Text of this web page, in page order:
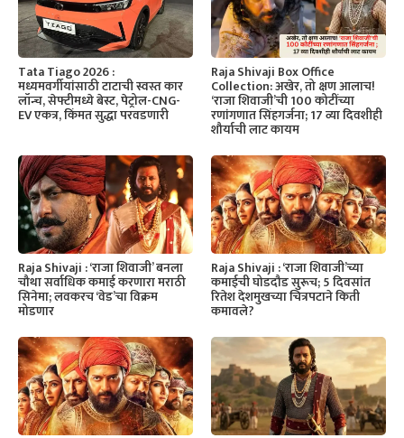
Tata Tiago 2026 :
मध्यमवर्गीयांसाठी टाटाची स्वस्त कार
लॉन्च, सेफ्टीमध्ये बेस्ट, पेट्रोल-CNG-
EV एकत्र, किंमत सुद्धा परवडणारी
Raja Shivaji Box Office
Collection: अखेर, तो क्षण आलाच!
‘राजा शिवाजी’ची 100 कोटींच्या
रणांगणात सिंहगर्जना; 17 व्या दिवशीही
शौर्याची लाट कायम
Raja Shivaji : ‘राजा शिवाजी’ बनला
चौथा सर्वाधिक कमाई करणारा मराठी
सिनेमा; लवकरच ‘वेड’चा विक्रम
मोडणार
Raja Shivaji : ‘राजा शिवाजी’च्या
कमाईची घोडदौड सुरूच; 5 दिवसांत
रितेश देशमुखच्या चित्रपटाने किती
कमावले?